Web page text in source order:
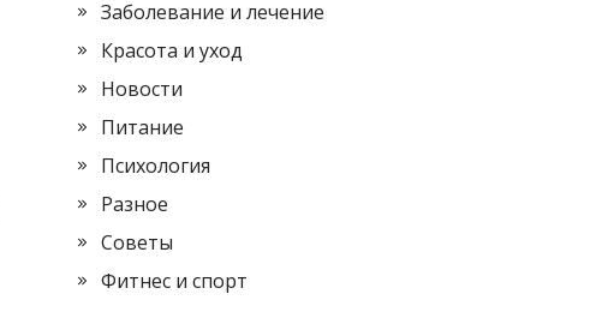
Заболевание и лечение
Красота и уход
Новости
Питание
Психология
Разное
Советы
Фитнес и спорт